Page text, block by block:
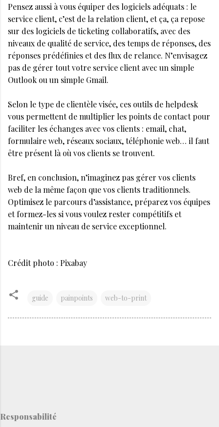
Pensez aussi à vous équiper des logiciels adéquats : le
service client, c’est de la relation client, et ça, ça repose
sur des logiciels de ticketing collaboratifs, avec des
niveaux de qualité de service, des temps de réponses, des
réponses prédéfinies et des flux de relance. N’envisagez
pas de gérer tout votre service client avec un simple
Outlook ou un simple Gmail.
Selon le type de clientèle visée, ces outils de helpdesk
vous permettent de multiplier les points de contact pour
faciliter les échanges avec vos clients : email, chat,
formulaire web, réseaux sociaux, téléphonie web… il faut
être présent là où vos clients se trouvent.
Bref, en conclusion, n’imaginez pas gérer vos clients
web de la même façon que vos clients traditionnels.
Optimisez le parcours d’assistance, préparez vos équipes
et formez-les si vous voulez rester compétitifs et
maintenir un niveau de service exceptionnel.
Crédit photo : Pixabay
guide painpoints web-to-print
Responsabilité